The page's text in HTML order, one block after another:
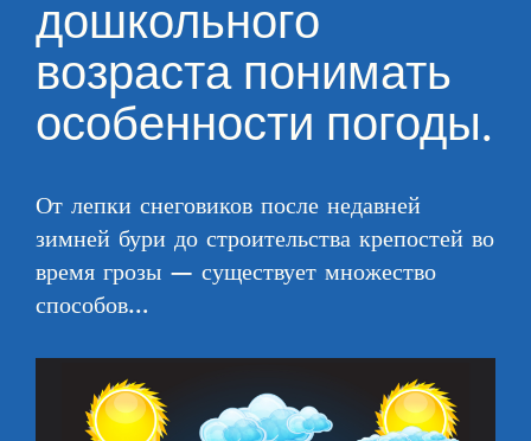
дошкольного
возраста понимать
особенности погоды.
От лепки снеговиков после недавней
зимней бури до строительства крепостей во
время грозы — существует множество
способов…